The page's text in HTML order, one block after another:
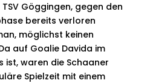
Göggingen, gegen den
bereits verloren
möglichst keinen
auf Goalie Davida im
ist, waren die Schaaner
Spielzeit mit einem